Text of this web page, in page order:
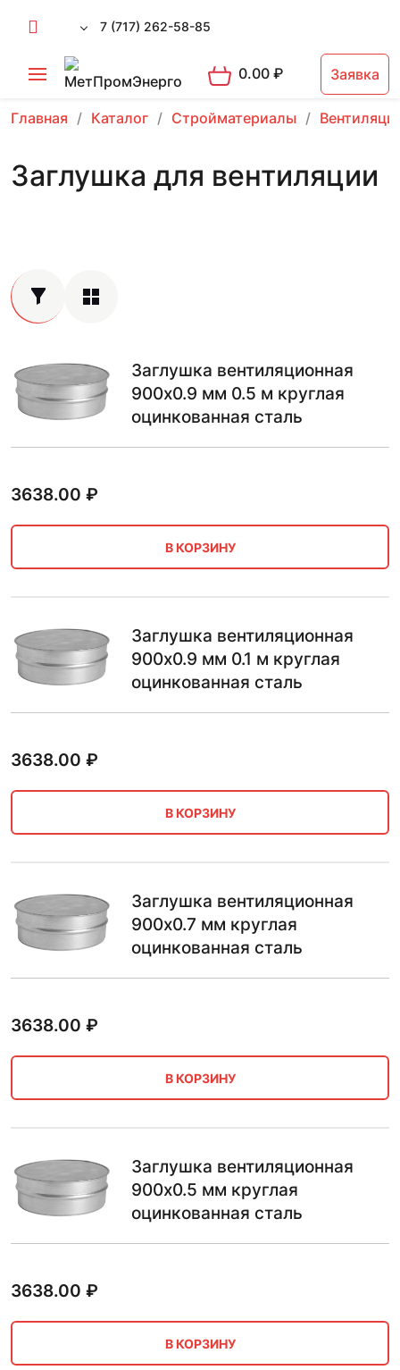
7 (717) 262-58-85
0.00₽ Заявка
Главная Каталог Стройматериалы
Заглушка для вентиляции
Заглушка вентиляционная
900х0.9 мм 0.5 м круглая
оцинкованная сталь
3638.00 ₽
В КОРЗИНУ
Заглушка вентиляционная
900х0.9 мм 0.1 м круглая
оцинкованная сталь
3638.00 ₽
В КОРЗИНУ
Заглушка вентиляционная
900х0.7 мм круглая
оцинкованная сталь
3638.00 ₽
В КОРЗИНУ
Заглушка вентиляционная
900х0.5 мм круглая
оцинкованная сталь
3638.00 ₽
В КОРЗИНУ